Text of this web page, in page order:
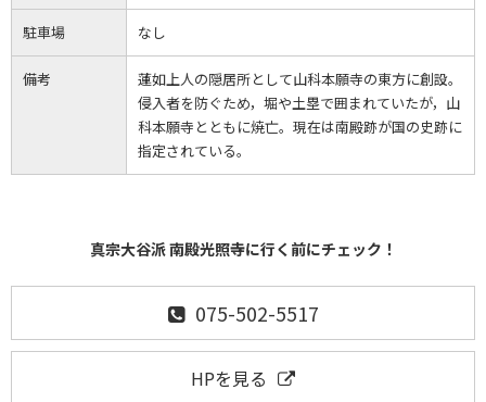
駐車場 なし
備考
蓮如上人の隠居所として山科本願寺の東方に創設。
侵入者を防ぐため，堀や土塁で囲まれていたが，山
科本願寺とともに焼亡。現在は南殿跡が国の史跡に
指定されている。
真宗大谷派 南殿光照寺に行く前にチェック！
075-502-5517
HPを見る